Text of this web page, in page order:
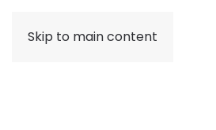
Skip to main content